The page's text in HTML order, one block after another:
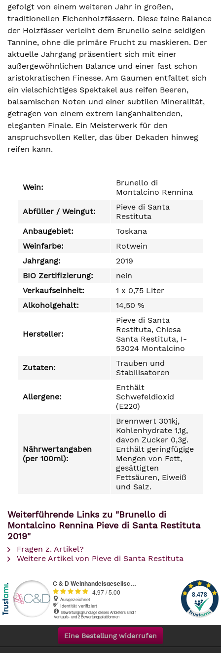
gefolgt von einem weiteren Jahr in großen,
traditionellen Eichenholzfässern. Diese feine Balance
der Holzfässer verleiht dem Brunello seine seidigen
Tannine, ohne die primäre Frucht zu maskieren. Der
aktuelle Jahrgang präsentiert sich mit einer
außergewöhnlichen Balance und einer fast schon
aristokratischen Finesse. Am Gaumen entfaltet sich
ein vielschichtiges Spektakel aus reifen Beeren,
balsamischen Noten und einer subtilen Mineralität,
getragen von einem extrem langanhaltenden,
eleganten Finale. Ein Meisterwerk für den
anspruchsvollen Keller, das über Dekaden hinweg
reifen kann.
Wein:
Brunello di
Montalcino Rennina
Abfüller / Weingut:
Pieve di Santa
Restituta
Anbaugebiet:
Toskana
Weinfarbe:
Rotwein
Jahrgang:
2019
BIO Zertifizierung:
nein
Verkaufseinheit:
1 x 0,75 Liter
Alkoholgehalt:
14,50 %
Hersteller:
Pieve di Santa
Restituta, Chiesa
Santa Restituta, I-
53024 Montalcino
Zutaten:
Trauben und
Stabilisatoren
Allergene:
Enthält
Schwefeldioxid
(E220)
Nährwertangaben
(per 100ml):
Brennwert 301kj,
Kohlenhydrate 1,1g,
davon Zucker 0,3g.
Enthält geringfügige
Mengen von Fett,
gesättigten
Fettsäuren, Eiweiß
und Salz.
Weiterführende Links zu "Brunello di
Montalcino Rennina Pieve di Santa Restituta
2019"
Fragen z. Artikel?
Weitere Artikel von Pieve di Santa Restituta
Eine Bestellung widerrufen